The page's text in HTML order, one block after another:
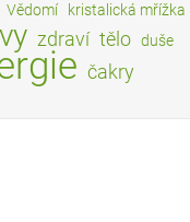
Vědomí
kristalická mřížka
zdraví tělo duše
čakry